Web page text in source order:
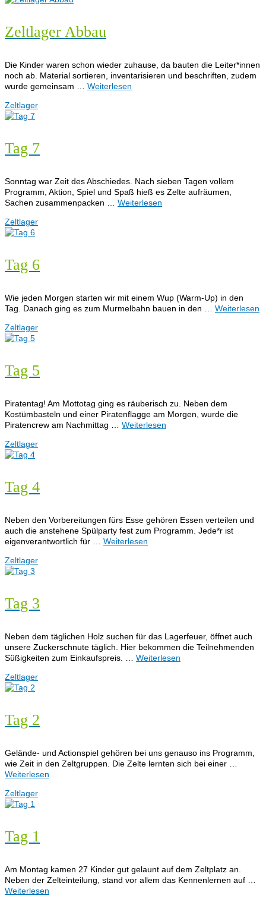
Zeltlager Abbau
Die Kinder waren schon wieder zuhause, da bauten die Leiter*innen
noch ab. Material sortieren, inventarisieren und beschriften, zudem
wurde gemeinsam … Weiterlesen
Zeltlager
Tag 7
Sonntag war Zeit des Abschiedes. Nach sieben Tagen vollem
Programm, Aktion, Spiel und Spaß hieß es Zelte aufräumen,
Sachen zusammenpacken … Weiterlesen
Zeltlager
Tag 6
Wie jeden Morgen starten wir mit einem Wup (Warm-Up) in den
Tag. Danach ging es zum Murmelbahn bauen in den … Weiterlesen
Zeltlager
Tag 5
Piratentag! Am Mottotag ging es räuberisch zu. Neben dem
Kostümbasteln und einer Piratenflagge am Morgen, wurde die
Piratencrew am Nachmittag … Weiterlesen
Zeltlager
Tag 4
Neben den Vorbereitungen fürs Esse gehören Essen verteilen und
auch die anstehene Spülparty fest zum Programm. Jede*r ist
eigenverantwortlich für … Weiterlesen
Zeltlager
Tag 3
Neben dem täglichen Holz suchen für das Lagerfeuer, öffnet auch
unsere Zuckerschnute täglich. Hier bekommen die Teilnehmenden
Süßigkeiten zum Einkaufspreis. … Weiterlesen
Zeltlager
Tag 2
Gelände- und Actionspiel gehören bei uns genauso ins Programm,
wie Zeit in den Zeltgruppen. Die Zelte lernten sich bei einer …
Weiterlesen
Zeltlager
Tag 1
Am Montag kamen 27 Kinder gut gelaunt auf dem Zeltplatz an.
Neben der Zelteinteilung, stand vor allem das Kennenlernen auf …
Weiterlesen